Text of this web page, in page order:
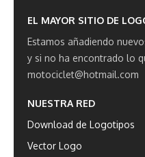
EL MAYOR SITIO DE
Estamos añadiendo
y si no ha encontrado lo
motociclet@hotmail.com
NUESTRA RED
Download de Logotipos
Vector Logo